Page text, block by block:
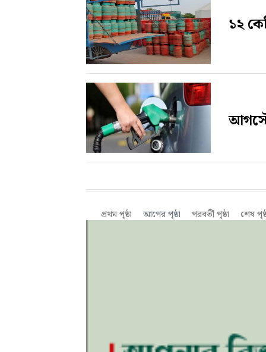
১২
প্রথম পৃষ্ঠা আগের পৃষ্ঠা পরবর্তী পৃষ্ঠা শেষ